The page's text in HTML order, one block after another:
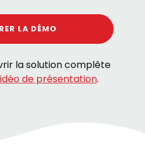
LA DÉMO
la solution complête
de présentation.